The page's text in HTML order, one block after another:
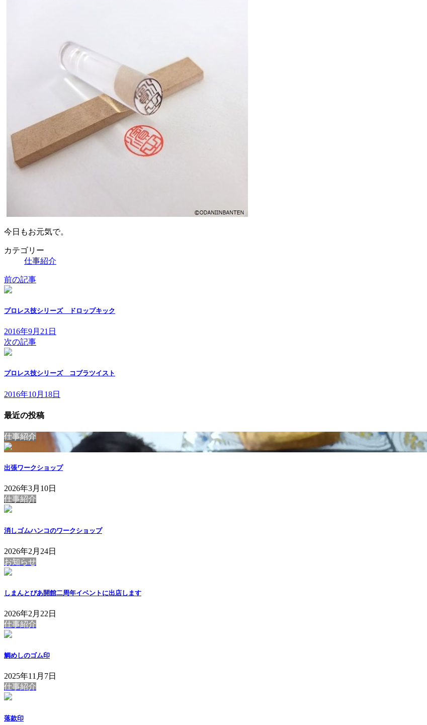
今日もお元気で。
カテゴリー
仕事紹介
前の記事
プロレス技シリーズ ドロップキック
2016年9月21日
次の記事
プロレス技シリーズ コブラツイスト
2016年10月18日
最近の投稿
仕事紹介
出張ワークショップ
2026年3月10日
仕事紹介
消しゴムハンコのワークショップ
2026年2月24日
お知らせ
しまんとぴあ開館二周年イベントに出店します
2026年2月22日
仕事紹介
鯛めしのゴム印
2025年11月7日
仕事紹介
落款印